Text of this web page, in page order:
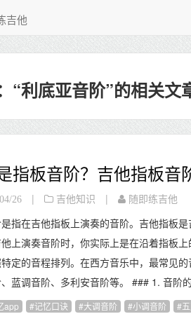
吉他
“利底亚音阶”的相关文
指板音阶？吉他指板音
26 | 吉他知识 | 随即练吉他
指在吉他指板上演奏的音阶。吉他指板
上演奏音阶时，你实际上是在沿着指板
定的音程排列。在西方音乐中，最常见
蓝调音阶、多利安音阶等。 ### 1. 音阶
app 记忆口诀 大调音阶 小调音阶